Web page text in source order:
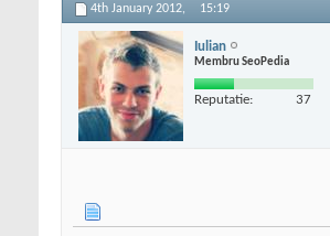
4th January 2012, 15:19
Iulian
Membru SeoPedia
Reputatie: 37